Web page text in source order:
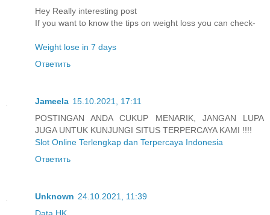
Hey Really interesting post
If you want to know the tips on weight loss you can check-
Weight lose in 7 days
Ответить
Jameela 15.10.2021, 17:11
POSTINGAN ANDA CUKUP MENARIK, JANGAN LUPA
JUGA UNTUK KUNJUNGI SITUS TERPERCAYA KAMI !!!!
Slot Online Terlengkap dan Terpercaya Indonesia
Ответить
Unknown 24.10.2021, 11:39